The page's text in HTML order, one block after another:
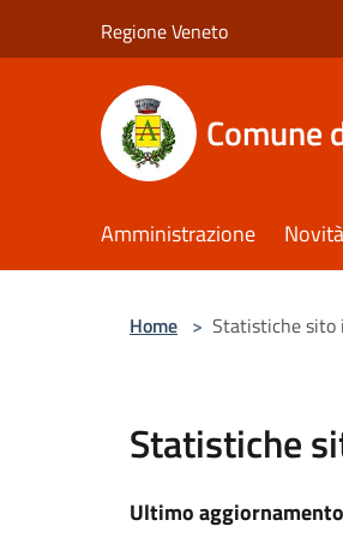
Regione Veneto
Comune
Amministrazione Novità
Home > Statistiche
Statistiche
Ultimo aggiornamento